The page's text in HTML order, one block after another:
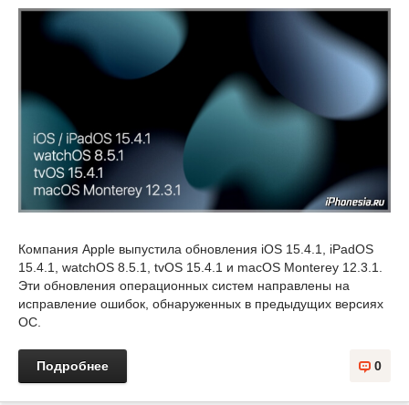
Компания Apple выпустила обновления iOS 15.4.1, iPadOS
15.4.1, watchOS 8.5.1, tvOS 15.4.1 и macOS Monterey 12.3.1.
Эти обновления операционных систем направлены на
исправление ошибок, обнаруженных в предыдущих версиях
ОС.
Подробнее 0